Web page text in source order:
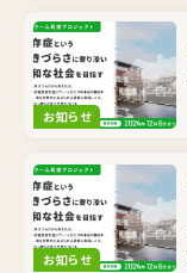
お知らせ
お知らせ